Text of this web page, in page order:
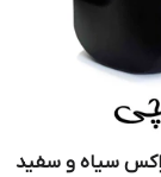
سیاه و سفید